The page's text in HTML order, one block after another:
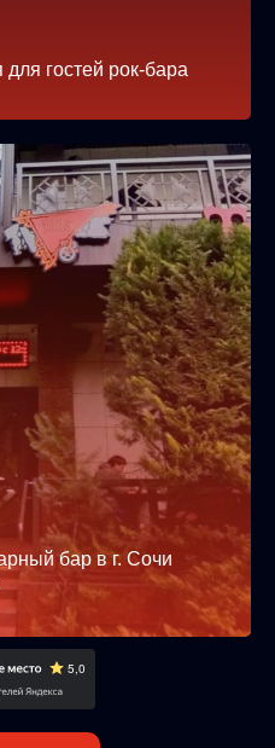
гостей рок-бара
бар в г. Сочи